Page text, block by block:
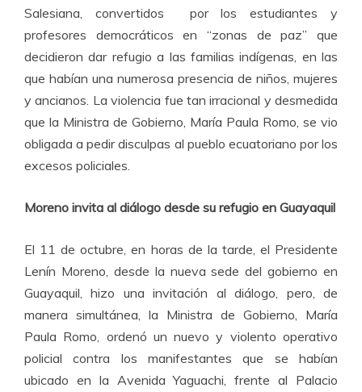
Salesiana, convertidos por los estudiantes y
profesores democráticos en “zonas de paz” que
decidieron dar refugio a las familias indígenas, en las
que habían una numerosa presencia de niños, mujeres
y ancianos. La violencia fue tan irracional y desmedida
que la Ministra de Gobierno, María Paula Romo, se vio
obligada a pedir disculpas al pueblo ecuatoriano por los
excesos policiales.
Moreno invita al diálogo desde su refugio en Guayaquil
El 11 de octubre, en horas de la tarde, el Presidente
Lenín Moreno, desde la nueva sede del gobierno en
Guayaquil, hizo una invitación al diálogo, pero, de
manera simultánea, la Ministra de Gobierno, María
Paula Romo, ordenó un nuevo y violento operativo
policial contra los manifestantes que se habían
ubicado en la Avenida Yaguachi, frente al Palacio